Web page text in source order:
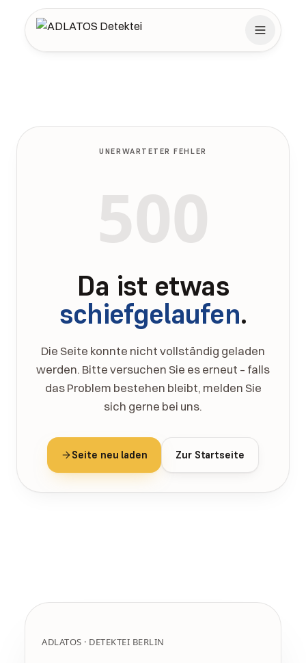
UNERWARTETER FEHLER
500
Da ist etwas
schiefgelaufen.
Die Seite konnte nicht vollständig geladen
werden. Bitte versuchen Sie es erneut – falls
das Problem bestehen bleibt, melden Sie
sich gerne bei uns.
Seite neu laden Zur Startseite
ADLATOS · DETEKTEI BERLIN